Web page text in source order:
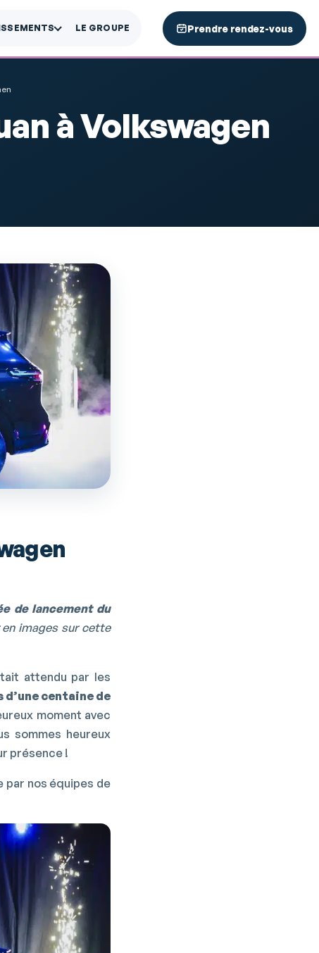
LE GROUPE Prendre rendez-vous
à Volkswagen
de lancement du
images sur cette
attendu par les
centaine de
moment avec
sommes heureux
présence !
par nos équipes de